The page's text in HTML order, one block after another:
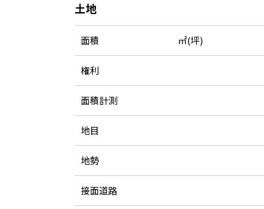
土地
面積 ㎡(坪)
権利
面積計測
地目
地勢
接面道路